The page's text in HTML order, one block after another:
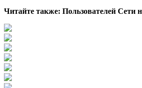
Читайте также: Пользователей Сети